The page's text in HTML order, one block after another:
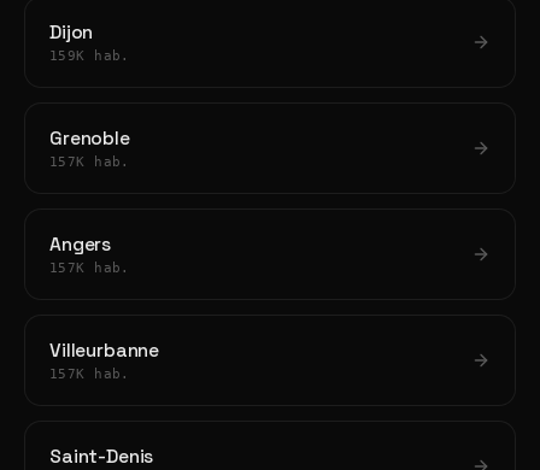
Dijon
159K hab.
Grenoble
157K hab.
Angers
157K hab.
Villeurbanne
157K hab.
Saint-Denis